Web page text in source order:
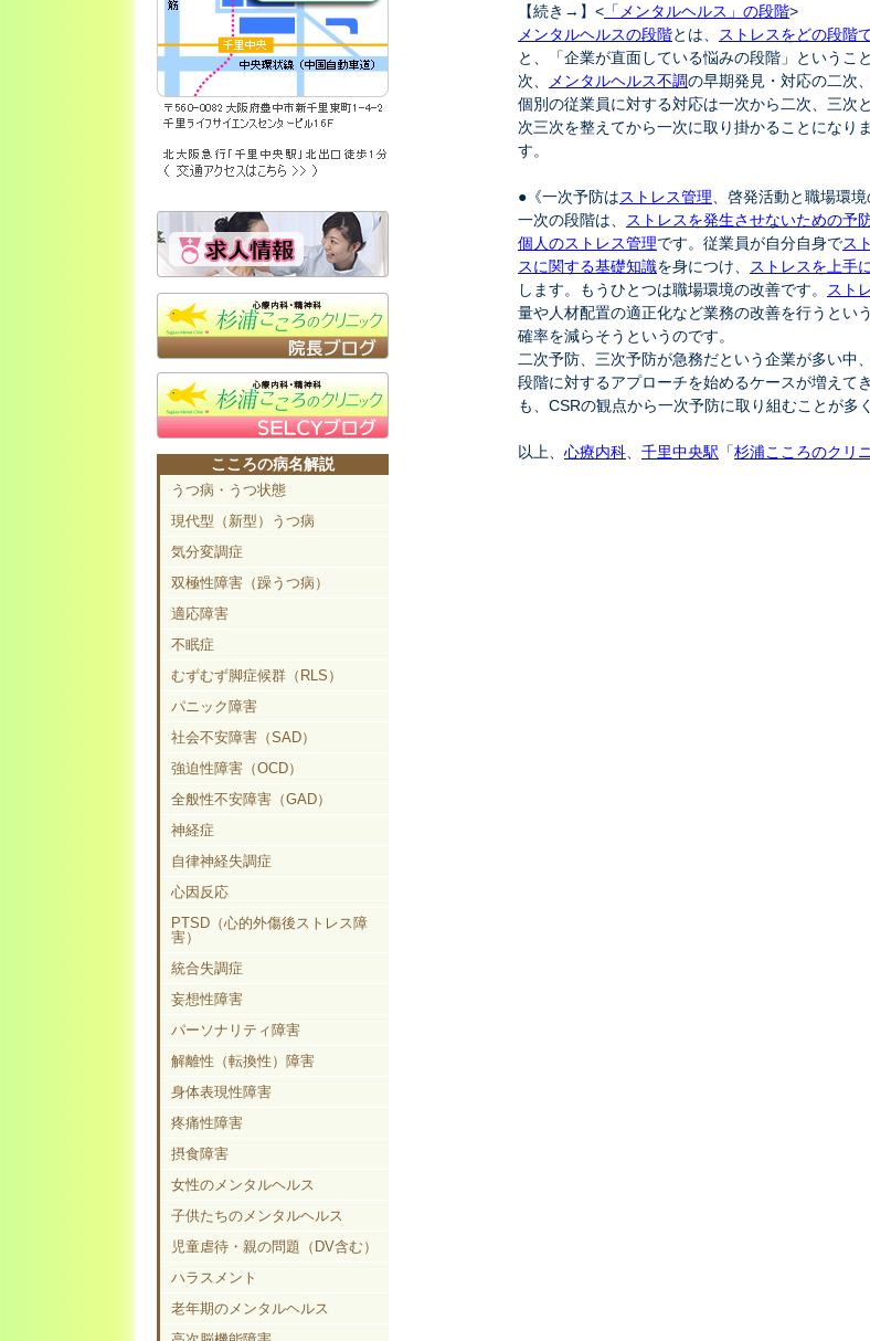
【続き→】< 「メンタルヘルス」の段階>
メンタルヘルスの段階とは、 ストレスをどの段階
と、「企業が直面している悩みの段階」というこ
次、
メンタルヘルス不調の早期発見・対応の二次
個別の従業員に対する対応は一次から二次、三次
次三次を整えてから一次に取り掛かることになり
す。
●《一次予防はストレス管理 、啓発活動と職場環
一次の段階は、
ストレスを発生させないための予
個人のストレス管理です。従業員が自分自身でス
スに関する基礎知識を身につけ、 ストレスを上手
します。もうひとつは職場環境の改善です。
スト
量や人材配置の適正化など業務の改善を行うとい
確率を減らそうというのです。
二次予防、三次予防が急務だという企業が多い
段階に対するアプローチを始めるケースが増えて
も、CSRの観点から一次予防に取り組むことが多
以上、 心療内科 千里中央駅 「杉浦こころのクリ
こころの病名解説
うつ病・うつ状態
現代型（新型）うつ病
気分変調症
双極性障害（躁うつ病）
適応障害
不眠症
むずむず脚症候群（RLS）
パニック障害
社会不安障害（SAD）
強迫性障害（OCD）
全般性不安障害（GAD）
神経症
自律神経失調症
心因反応
PTSD（心的外傷後ストレス障
害）
統合失調症
妄想性障害
パーソナリティ障害
解離性（転換性）障害
身体表現性障害
疼痛性障害
摂食障害
女性のメンタルヘルス
子供たちのメンタルヘルス
児童虐待・親の問題（DV含む）
ハラスメント
老年期のメンタルヘルス